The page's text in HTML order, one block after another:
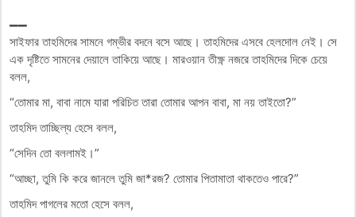
সাইফার তাহমিদের সামনে গম্ভীর বদনে বসে আছে। তাহমিদের এসবে হেলদোল নেই। সে
এক দৃষ্টিতে সামনের দেয়ালে তাকিয়ে আছে। মারওয়ান তীক্ষ্ণ নজরে তাহমিদের দিকে চেয়ে
বলল,
“তোমার মা, বাবা নামে যারা পরিচিত তারা তোমার আপন বাবা, মা নয় তাইতো?”
তাহমিদ তাচ্ছিল্য হেসে বলল,
“সেদিন তো বললামই।”
“আচ্ছা, তুমি কি করে জানলে তুমি জা*রজ? তোমার পিতামাতা থাকতেও পারে?”
তাহমিদ পাগলের মতো হেসে বলল,